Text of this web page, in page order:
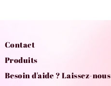
Contact
Produits
Besoin d'aide ? Laissez-